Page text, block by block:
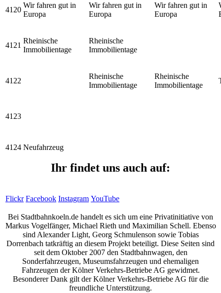
4120
Wir fahren gut in
Europa
Wir fahren gut in
Europa
Wir fahren gut in
Europa
4121
Rheinische
Immobilientage
Rheinische
Immobilientage
4122
Rheinische
Immobilientage
Rheinische
Immobilientage
4123
4124 Neufahrzeug
Ihr findet uns auch auf:
Flickr Facebook Instagram YouTube
Bei Stadtbahnkoeln.de handelt es sich um eine Privatinitiative von
Markus Vogelfänger, Michael Rieth und Maximilian Schell. Ebenso
sind Alexander Light, Georg Schmulenson sowie Tobias
Dorrenbach tatkräftig an diesem Projekt beteiligt. Diese Seiten sind
seit dem Oktober 2007 den Stadtbahnwagen, den
Sonderfahrzeugen, Museumsfahrzeugen und ehemaligen
Fahrzeugen der Kölner Verkehrs-Betriebe AG gewidmet.
Besonderer Dank gilt der Kölner Verkehrs-Betriebe AG für die
freundliche Unterstützung.